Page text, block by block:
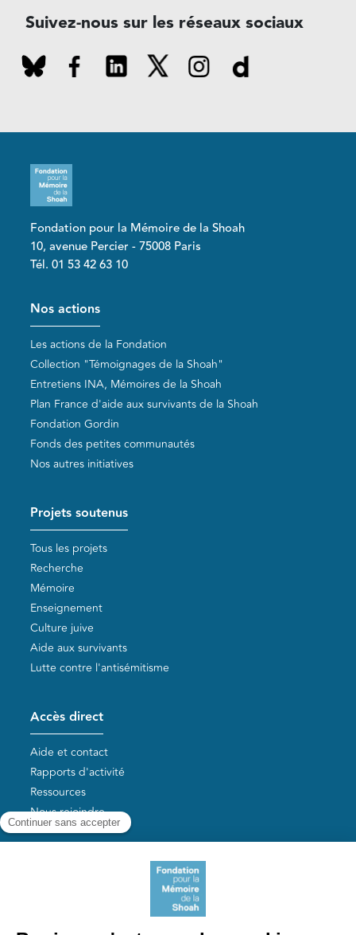
Suivez-nous sur les réseaux sociaux
Fondation pour la Mémoire de la Shoah
10, avenue Percier - 75008 Paris
Tél. 01 53 42 63 10
Pied de page
Nos actions
Les actions de la Fondation
Collection "Témoignages de la Shoah"
Entretiens INA, Mémoires de la Shoah
Plan France d'aide aux survivants de la Shoah
Fondation Gordin
Fonds des petites communautés
Nos autres initiatives
Projets soutenus
Tous les projets
Recherche
Mémoire
Enseignement
Culture juive
Aide aux survivants
Lutte contre l'antisémitisme
Accès direct
Aide et contact
Rapports d'activité
Ressources
Nous rejoindre
Aide aux survivants de la Shoah